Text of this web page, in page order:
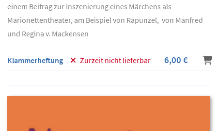
einem Beitrag zur Inszenierung eines Märchens als
Marionettentheater, am Beispiel von Rapunzel, von Manfred
und Regina v. Mackensen
Klammerheftung Zurzeit nicht lieferbar 6,00 €